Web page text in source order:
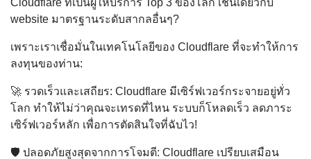
Cloudflare ที่เป็นผู้ให้บริการ Top 3 ของโลก เช่นเดียวกับ
website มาตรฐานระดับสากลอื่นๆ?
เพราะเราเชื่อมั่นในเทคโนโลยีของ Cloudflare ที่จะทำให้การ
ลงทุนของท่าน:
🚀 รวดเร็วและเสถียร: Cloudflare มีเซิร์ฟเวอร์กระจายอยู่ทั่ว
โลก ทำให้ไม่ว่าคุณจะเทรดที่ไหน ระบบก็โหลดเร็ว ลดภาระ
เซิร์ฟเวอร์หลัก เพื่อการตัดสินใจที่ฉับไว!
🛡️ ปลอดภัยสูงสุดจากการโจมตี: Cloudflare เปรียบเสมือน